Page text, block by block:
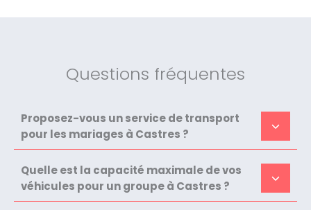
Questions fréquentes
Proposez-vous un service de transport
pour les mariages à Castres ?
Quelle est la capacité maximale de vos
véhicules pour un groupe à Castres ?